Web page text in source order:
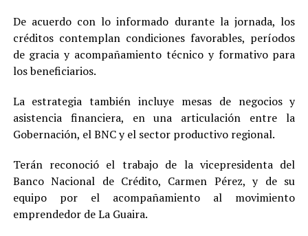
De acuerdo con lo informado durante la jornada, los
créditos contemplan condiciones favorables, períodos
de gracia y acompañamiento técnico y formativo para
los beneficiarios.
La estrategia también incluye mesas de negocios y
asistencia financiera, en una articulación entre la
Gobernación, el BNC y el sector productivo regional.
Terán reconoció el trabajo de la vicepresidenta del
Banco Nacional de Crédito, Carmen Pérez, y de su
equipo por el acompañamiento al movimiento
emprendedor de La Guaira.